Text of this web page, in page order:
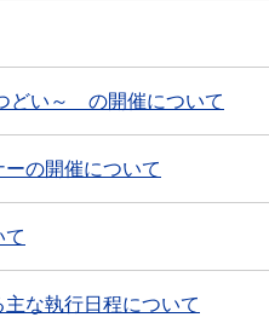
どい～ の開催について
の開催について
て
な執行日程について